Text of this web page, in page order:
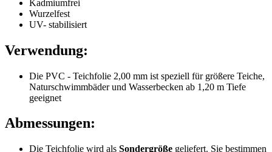
Kadmiumfrei
Wurzelfest
UV- stabilisiert
Verwendung:
Die PVC - Teichfolie 2,00 mm ist speziell für größere Teiche,
Naturschwimmbäder und Wasserbecken ab 1,20 m Tiefe
geeignet
Abmessungen:
Die Teichfolie wird als Sondergröße geliefert. Sie bestimmen